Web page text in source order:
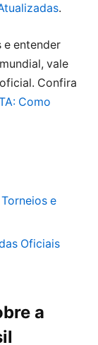
.
e entender
vale
Confira
Como
e
Oficiais
a